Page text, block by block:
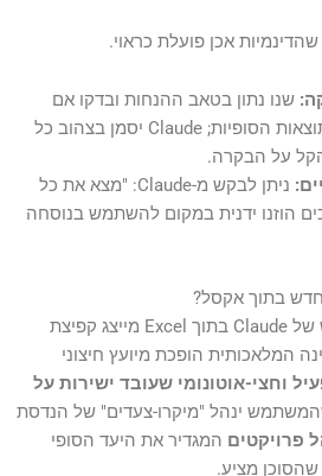
אכן פועלת כראוי.
שנו נתון בטאב ההנחות ובדקו אם
Claude עדכן את התוצאות הסופיות; Claude יסמן בצהוב כל
על הבקרה.
ניתן לבקש מ-Claude: "מצא את כל
הוזנו ידנית במקום להשתמש בנוסחה
(סוכן) החדש של Claude בתוך Excel מייצג קפיצת
המלאכותית הופכת מיועץ חיצוני
וחצי-אוטונומי שעובד ישירות על
ינהל "מיקרו-צעדים" של הנדסת
פרויקטים המגדיר את היעד הסופי
מציע.